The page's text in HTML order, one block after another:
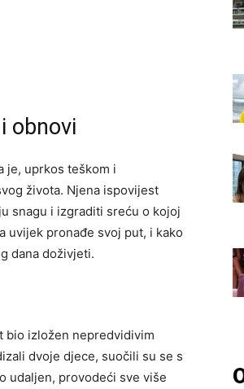
obnovi
je, uprkos teškom i
života. Njena ispovijest
snagu i izgraditi sreću o kojoj
uvijek pronađe svoj put, i kako
dana doživjeti.
bio izložen nepredvidivim
dvoje djece, suočili su se s
udaljen, provodeći sve više